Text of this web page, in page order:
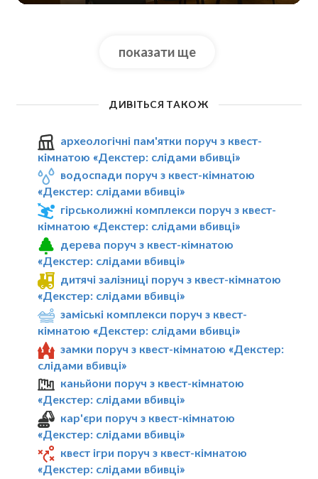
показати ще
ДИВІТЬСЯ ТАКОЖ
археологічні пам'ятки поруч з квест-
кімнатою «Декстер: слідами вбивці»
водоспади поруч з квест-кімнатою
«Декстер: слідами вбивці»
гірськолижні комплекси поруч з квест-
кімнатою «Декстер: слідами вбивці»
дерева поруч з квест-кімнатою
«Декстер: слідами вбивці»
дитячі залізниці поруч з квест-кімнатою
«Декстер: слідами вбивці»
заміські комплекси поруч з квест-
кімнатою «Декстер: слідами вбивці»
замки поруч з квест-кімнатою «Декстер:
слідами вбивці»
каньйони поруч з квест-кімнатою
«Декстер: слідами вбивці»
кар'єри поруч з квест-кімнатою
«Декстер: слідами вбивці»
квест ігри поруч з квест-кімнатою
«Декстер: слідами вбивці»